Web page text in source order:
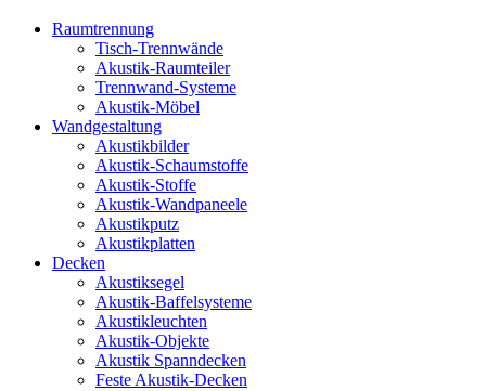
Raumtrennung
Tisch-Trennwände
Akustik-Raumteiler
Trennwand-Systeme
Akustik-Möbel
Wandgestaltung
Akustikbilder
Akustik-Schaumstoffe
Akustik-Stoffe
Akustik-Wandpaneele
Akustikputz
Akustikplatten
Decken
Akustiksegel
Akustik-Baffelsysteme
Akustikleuchten
Akustik-Objekte
Akustik Spanndecken
Feste Akustik-Decken